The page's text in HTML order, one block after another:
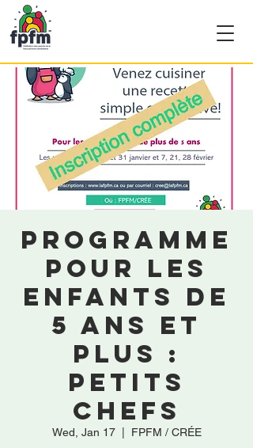
Programme
pour les
enfants de
5 ans et
plus :
Petits
Chefs
Wed, Jan 17
  |
FPFM / CRÉE